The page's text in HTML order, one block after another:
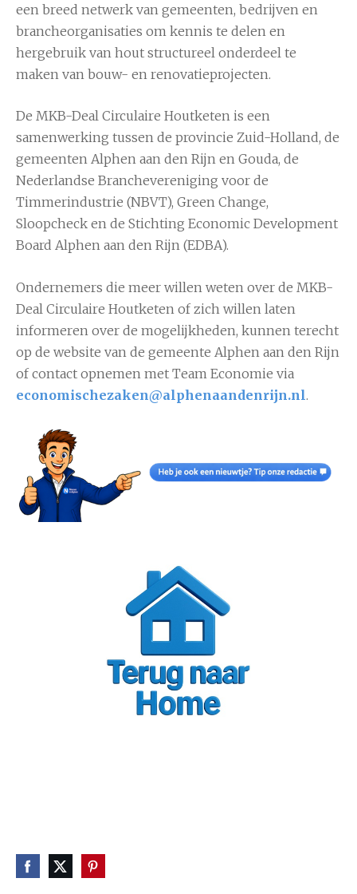
een breed netwerk van gemeenten, bedrijven en
brancheorganisaties om kennis te delen en
hergebruik van hout structureel onderdeel te
maken van bouw- en renovatieprojecten.
De MKB-Deal Circulaire Houtketen is een
samenwerking tussen de provincie Zuid-Holland, de
gemeenten Alphen aan den Rijn en Gouda, de
Nederlandse Branchevereniging voor de
Timmerindustrie (NBVT), Green Change,
Sloopcheck en de Stichting Economic Development
Board Alphen aan den Rijn (EDBA).
Ondernemers die meer willen weten over de MKB-
Deal Circulaire Houtketen of zich willen laten
informeren over de mogelijkheden, kunnen terecht
op de website van de gemeente Alphen aan den Rijn
of contact opnemen met Team Economie via
economischezaken@alphenaandenrijn.nl.